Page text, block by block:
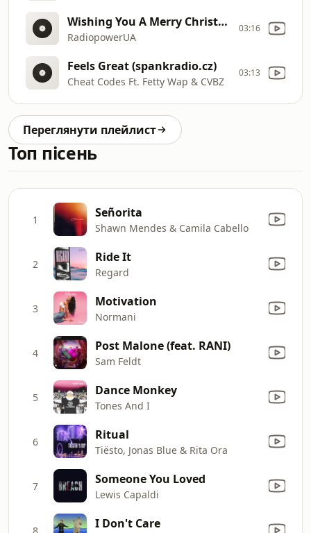
Wishing You A Merry Christmass
RadiopowerUA
03:16
Feels Great (spankradio.cz)
Cheat Codes Ft. Fetty Wap & CVBZ
03:13
Переглянути плейлист
Топ пісень
1 Señorita
Shawn Mendes & Camila Cabello
2 Ride It
Regard
3 Motivation
Normani
4 Post Malone (feat. RANI)
Sam Feldt
5 Dance Monkey
Tones And I
6 Ritual
Tiësto, Jonas Blue & Rita Ora
7 Someone You Loved
Lewis Capaldi
8 I Don't Care